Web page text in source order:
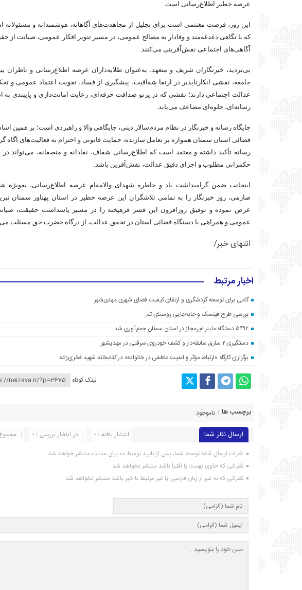
عرصه خطیر اطلاع‌رسانی است.
این روز، فرصت مغتنمی است برای تجلیل از مجاهدت‌های آگاهانه، هوشمندانه و مسئولانه
که با نگاهی دغدغه‌مند و وفادار به مصالح عمومی، در مسیر تنویر افکار عمومی، صیانت از
آگاهی‌های اجتماعی نقش‌آفرینی می‌کنند.
بی‌تردید، خبرنگاران شریف و متعهد، به‌عنوان طلایه‌داران عرصه اطلاع‌رسانی و ناظران
جامعه، نقشی انکارناپذیر در ارتقا شفافیت، پیشگیری از فساد، تقویت اعتماد عمومی و
عدالت اجتماعی دارند؛ نقشی که در پرتو صداقت حرفه‌ای، رعایت امانت‌داری و پایبندی به
رسانه‌ای، جلوه‌ای مضاعف می‌یابد.
جایگاه رسانه و خبرنگار در نظام مردم‌سالار دینی، جایگاهی والا و راهبردی است؛ بر همین
قضائی استان سمنان همواره بر تعامل سازنده، حمایت قانونی و احترام به فعالیت‌های آگاه
رسانه تأکید داشته و معتقد است که اطلاع‌رسانی شفاف، نقادانه و منصفانه، می‌تواند در
حکمرانی مطلوب و اجرای دقیق عدالت، نقش‌آفرین باشد.
اینجانب ضمن گرامیداشت یاد و خاطره شهدای والامقام عرصه اطلاع‌رسانی، به‌ویژه
صارمی، روز خبرنگار را به تمامی تلاشگران این عرصه خطیر در استان پهناور سمنان
عرض نموده و توفیق روزافزون این قشر فرهیخته را در مسیر پاسداشت حقیقت،
عمومی و همراهی با دستگاه قضائی استان در تحقق عدالت، از درگاه حضرت حق مسئلت
انتهای خبر/
اخبار مرتبط
گامی برای توسعه گردشگری و ارتقای کیفیت فضای شهری مهدی‌شهر
بررسی طرح فینسک و جابه‌جایی روستای تم
۵۴۹۲ دستگاه ماینر غیرمجاز در استان سمنان جمع‌آوری شد
دستگیری ۲ سارق سابقه‌دار و کشف خودروی سرقتی در مهدیشهر
برگزاری کارگاه «ارتباط مؤثر و امنیت عاطفی در خانواده» در کتابخانه شهید فخری‌زاده
لینک کوتاه
برچسب ها : ناموجود
ارسال نظر شما مجموع در انتظار بررسی : 0 انتشار یافته : ۰
نظرات ارسال شده توسط شما، پس از تایید توسط مدیران سایت منتشر خواهد شد.
نظراتی که حاوی تهمت یا افترا باشد منتشر نخواهد شد.
نظراتی که به غیر از زبان فارسی یا غیر مرتبط با خبر باشد منتشر نخواهد شد.